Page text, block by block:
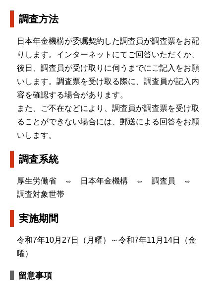
調査方法
日本年金機構が委嘱契約した調査員が調査票をお配
りします。インターネットにてご回答いただくか、
後日、調査員が受け取りに伺うまでにご記入をお願
いします。調査票を受け取る際に、調査員が記入内
容を確認する場合があります。
また、ご不在などにより、調査員が調査票を受け取
ることができない場合には、郵送による回答をお願
いします。
調査系統
厚生労働省 ⇔ 日本年金機構 ⇔ 調査員 ⇔
調査対象世帯
実施期間
令和7年10月27日（月曜）～令和7年11月14日（金
曜）
留意事項